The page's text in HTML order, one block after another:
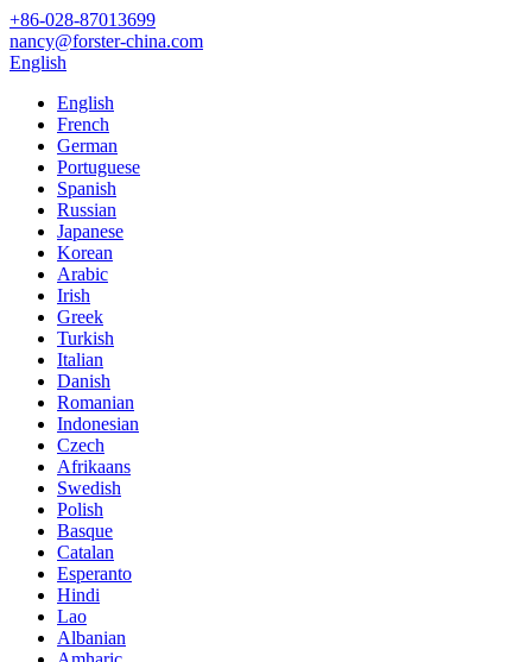
+86-028-87013699
nancy@forster-china.com
English
English
French
German
Portuguese
Spanish
Russian
Japanese
Korean
Arabic
Irish
Greek
Turkish
Italian
Danish
Romanian
Indonesian
Czech
Afrikaans
Swedish
Polish
Basque
Catalan
Esperanto
Hindi
Lao
Albanian